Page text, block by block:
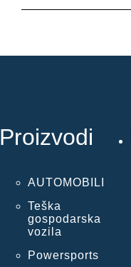
Proizvodi
AUTOMOBILI
Teška
gospodarska
vozila
Powersports